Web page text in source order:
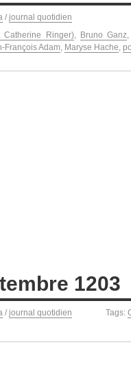
/ journal quotidien
Catherine Ringer), Bruno Ganz
François Adam Maryse Hache
1203
/ journal quotidien Tags: